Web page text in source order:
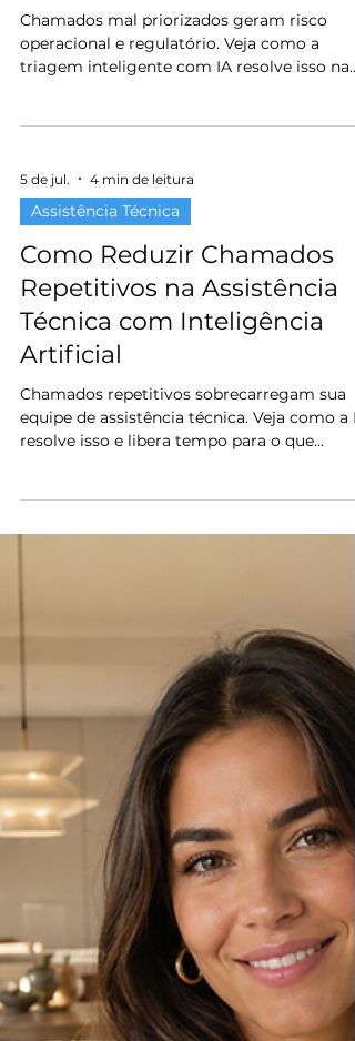
2026
Chamados mal priorizados geram risco
Assistência Técnica
Como Reduzir Chamados
Repetitivos na Assistência
Artificial
Chamados repetitivos sobrecarregam sua